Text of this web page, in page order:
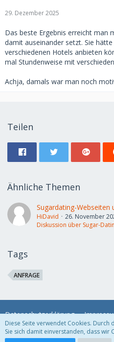
29. Dezember 2025
Das beste Ergebnis erreicht man
damit auseinander setzt. Sie
verschiedenen Hotels anbieten
mal Stundenweise mit
Achja, damals war man noch
Teilen
Ähnliche Themen
Sugardating-Webseiten
HiDavid
26. November
Diskussion über Sugar-
Tags
ANFRAGE
Datenschutzerklärung
Diese Seite verwendet Cookies. Durch
Sie sich damit einverstanden, dass wir